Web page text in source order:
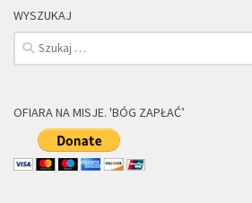
WYSZUKAJ
Szukaj:
OFIARA NA MISJE. 'BÓG ZAPŁAĆ’